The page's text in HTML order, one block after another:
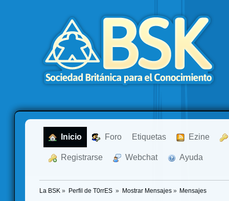
Inicio Foro Etiquetas Ezine
Registrarse Webchat Ayuda
La BSK » Perfil de T0rrES » Mostrar Mensajes» Mensajes